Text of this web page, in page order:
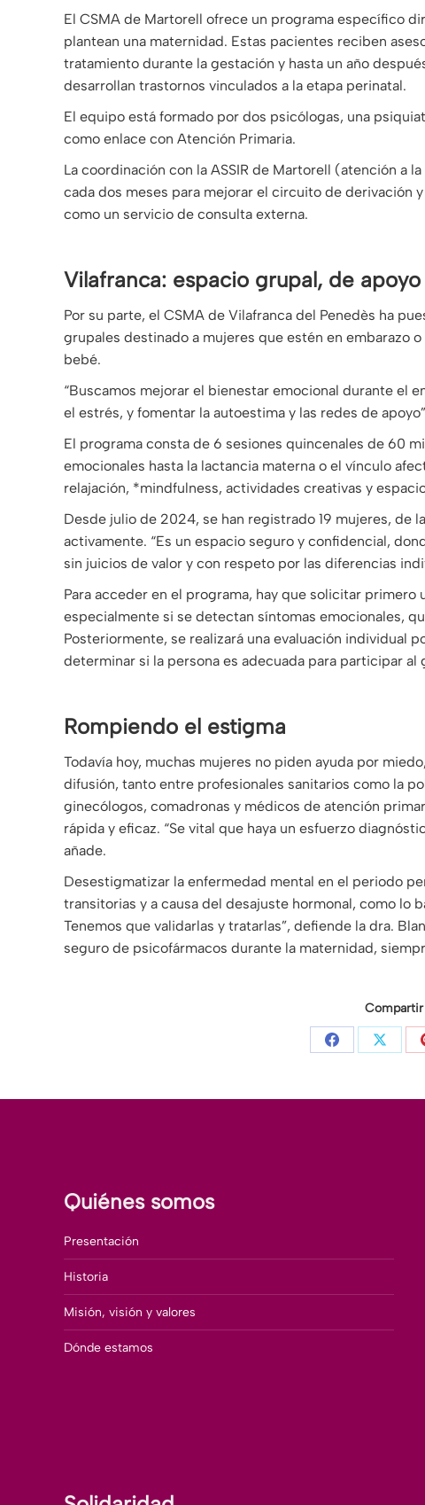
El CSMA de Martorell ofrece un programa específico
plantean una maternidad. Estas pacientes reciben
tratamiento durante la gestación y hasta un año
desarrollan trastornos vinculados a la etapa perinatal.
El equipo está formado por dos psicólogas, una
como enlace con Atención Primaria.
La coordinación con la ASSIR de Martorell (atención a
cada dos meses para mejorar el circuito de derivación
como un servicio de consulta externa.
Vilafranca: espacio grupal, de
Por su parte, el CSMA de Vilafranca del Penedès ha
grupales destinado a mujeres que estén en embarazo
bebé.
“Buscamos mejorar el bienestar emocional durante el
el estrés, y fomentar la autoestima y las redes de
El programa consta de 6 sesiones quincenales de 60
emocionales hasta la lactancia materna o el vínculo
relajación, *mindfulness, actividades creativas y
Desde julio de 2024, se han registrado 19 mujeres, de
activamente. “Es un espacio seguro y confidencial,
sin juicios de valor y con respeto por las diferencias
Para acceder en el programa, hay que solicitar
especialmente si se detectan síntomas emocionales,
Posteriormente, se realizará una evaluación individual
determinar si la persona es adecuada para participar al
Rompiendo el estigma
Todavía hoy, muchas mujeres no piden ayuda por
difusión, tanto entre profesionales sanitarios como la
ginecólogos, comadronas y médicos de atención
rápida y eficaz. “Se vital que haya un esfuerzo
añade.
Desestigmatizar la enfermedad mental en el periodo
transitorias y a causa del desajuste hormonal, como lo
Tenemos que validarlas y tratarlas”, defiende la dra.
seguro de psicofármacos durante la maternidad,
Share
Facebook
Share
X
Quiénes somos
Presentación
Historia
Misión, visión y valores
Dónde estamos